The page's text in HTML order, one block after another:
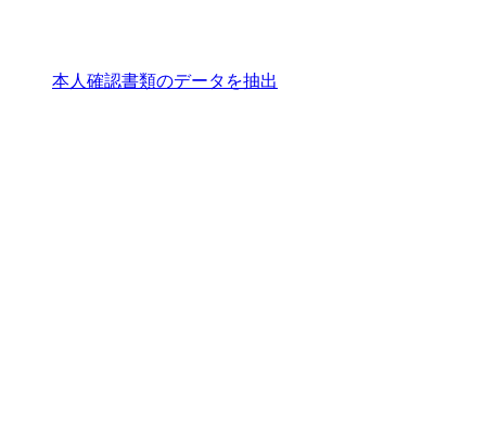
本人確認書類のデータを抽出